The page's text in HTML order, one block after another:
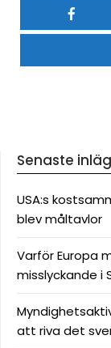
Senaste
USA:s
blev måltavlor
Varför Europa
misslyckande i
att riva det